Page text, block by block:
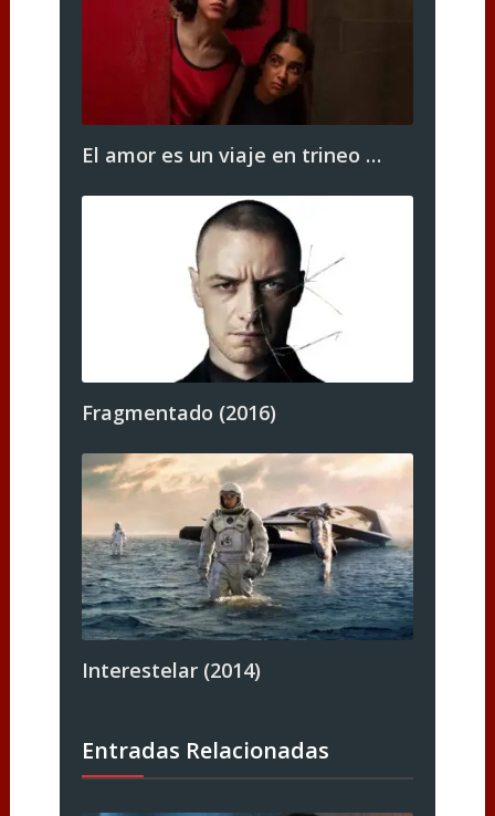
El amor es un viaje en trineo …
Fragmentado (2016)
Interestelar (2014)
Entradas Relacionadas